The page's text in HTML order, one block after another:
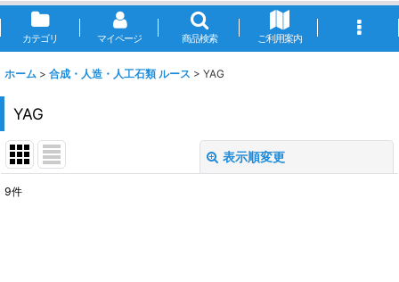
カテゴリ マイページ 商品検索 ご利用案内
ホーム > 合成・人造・人工石類 ルース > YAG
YAG
表示順変更
9件